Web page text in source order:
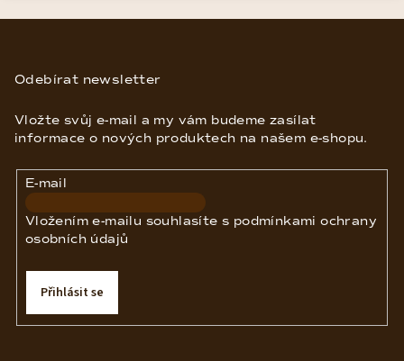
Odebírat newsletter
Vložte svůj e-mail a my vám budeme zasílat
informace o nových produktech na našem e-shopu.
E-mail
Vložením e-mailu souhlasíte s podmínkami ochrany
osobních údajů
Přihlásit se